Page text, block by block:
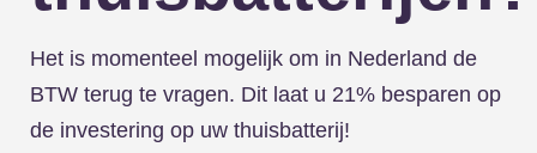
Het is momenteel mogelijk om in Nederland de
BTW terug te vragen. Dit laat u 21% besparen op
de investering op uw thuisbatterij!